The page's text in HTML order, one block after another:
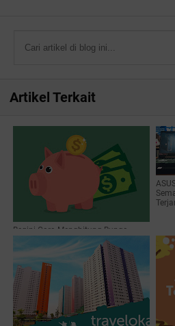
Artikel Terkait
Begini Cara Menghitung Bunga